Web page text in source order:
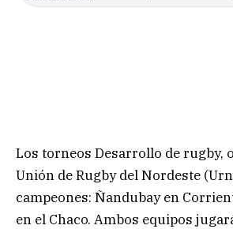
Los torneos Desarrollo de rugby,
Unión de Rugby del Nordeste
campeones: Ñandubay en
en el Chaco. Ambos equipos